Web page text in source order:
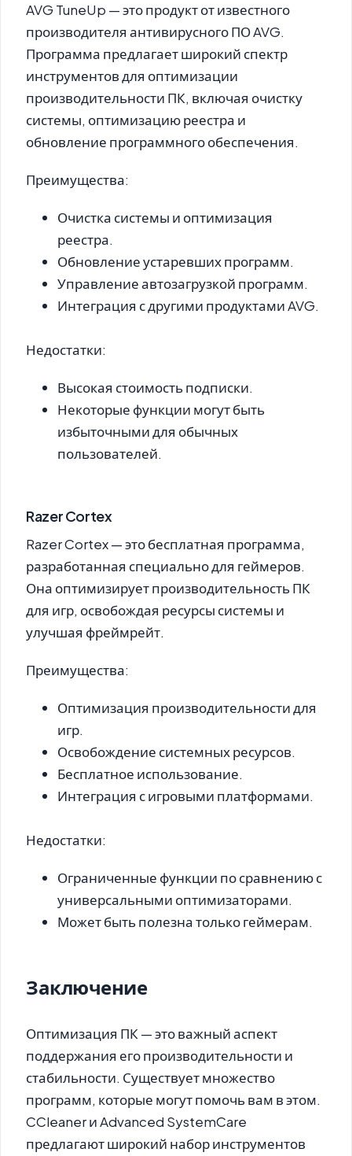
AVG TuneUp — это продукт от известного
производителя антивирусного ПО AVG.
Программа предлагает широкий спектр
инструментов для оптимизации
производительности ПК, включая очистку
системы, оптимизацию реестра и
обновление программного обеспечения.
Преимущества:
Очистка системы и оптимизация
реестра.
Обновление устаревших программ.
Управление автозагрузкой программ.
Интеграция с другими продуктами AVG.
Недостатки:
Высокая стоимость подписки.
Некоторые функции могут быть
избыточными для обычных
пользователей.
Razer Cortex
Razer Cortex— это бесплатная программа,
разработанная специально для геймеров.
Она оптимизирует производительность ПК
для игр, освобождая ресурсы системы и
улучшая фреймрейт.
Преимущества:
Оптимизация производительности для
игр.
Освобождение системных ресурсов.
Бесплатное использование.
Интеграция с игровыми платформами.
Недостатки:
Ограниченные функции по сравнению с
универсальными оптимизаторами.
Может быть полезна только геймерам.
Заключение
Оптимизация ПК — это важный аспект
поддержания его производительности и
стабильности. Существует множество
программ, которые могут помочь вам в этом.
CCleanerиAdvanced SystemCare
предлагают широкий набор инструментов